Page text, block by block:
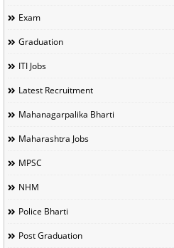
Exam
Graduation
ITI Jobs
Latest Recruitment
Mahanagarpalika Bharti
Maharashtra Jobs
MPSC
NHM
Police Bharti
Post Graduation